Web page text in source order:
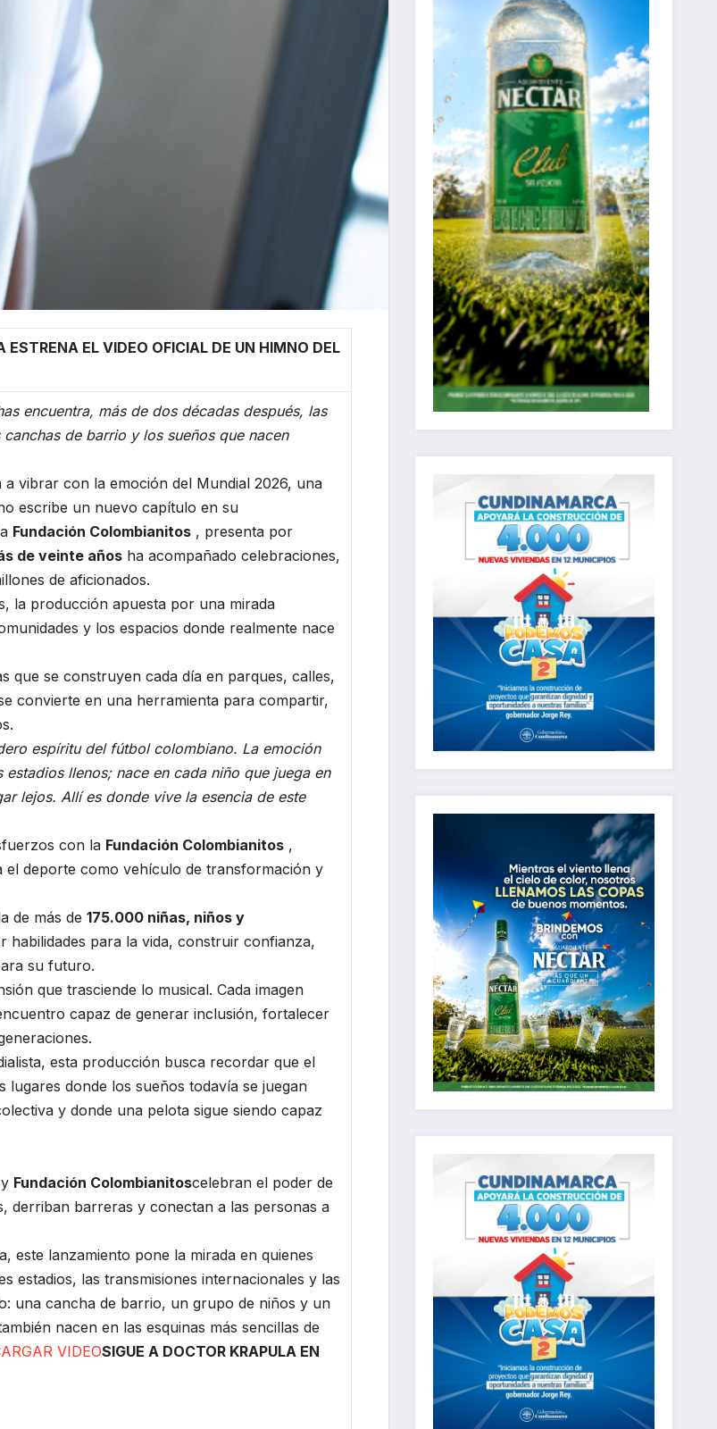
EL VIDEO OFICIAL DE UN HIMNO DEL
encuentra, más de dos décadas después, las
de barrio y los sueños que nacen
vibrar con la emoción del Mundial 2026, una
escribe un nuevo capítulo en su
Fundación Colombianitos , presenta por
de veinte años ha acompañado celebraciones,
de aficionados.
la producción apuesta por una mirada
y los espacios donde realmente nace
que se construyen cada día en parques, calles,
convierte en una herramienta para compartir,
espíritu del fútbol colombiano. La emoción
llenos; nace en cada niño que juega en
lejos. Allí es donde vive la esencia de este
con la Fundación Colombianitos ,
el deporte como vehículo de transformación y
de más de175.000 niñas, niños y
para la vida, construir confianza,
su futuro.
que trasciende lo musical. Cada imagen
capaz de generar inclusión, fortalecer
esta producción busca recordar que el
donde los sueños todavía se juegan
y donde una pelota sigue siendo capaz
y Fundación Colombianitoscelebran el poder de
derriban barreras y conectan a las personas a
este lanzamiento pone la mirada en quienes
estadios, las transmisiones internacionales y las
una cancha de barrio, un grupo de niños y un
nacen en las esquinas más sencillas de
VIDEOSIGUE A DOCTOR KRAPULA EN